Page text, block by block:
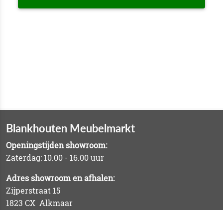
Blankhouten Meubelmarkt
Openingstijden showroom:
Zaterdag: 10.00 - 16.00 uur
Adres showroom en afhalen:
Zijperstraat 15
1823 CX Alkmaar